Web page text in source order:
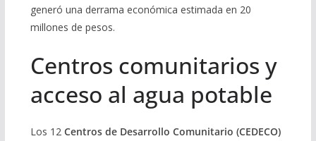
generó una derrama económica estimada en 20
millones de pesos.
Centros comunitarios y
acceso al agua potable
Los 12 Centros de Desarrollo Comunitario (CEDECO)